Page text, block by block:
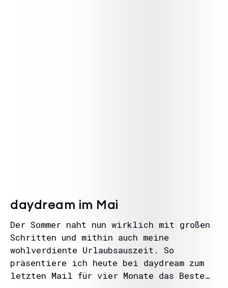
daydream im Mai
Der Sommer naht nun wirklich mit großen
Schritten und mithin auch meine
wohlverdiente Urlaubsauszeit. So
präsentiere ich heute bei daydream zum
letzten Mail für vier Monate das Beste…